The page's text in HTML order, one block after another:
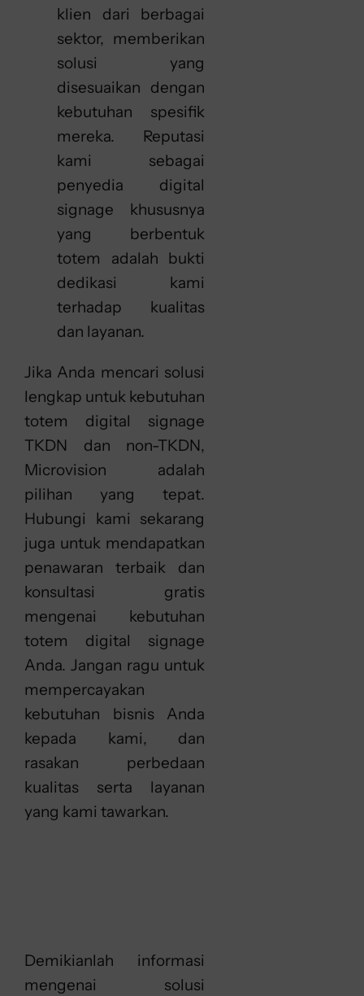
klien dari berbagai
sektor, memberikan
solusi yang
disesuaikan dengan
kebutuhan spesifik
mereka. Reputasi
kami sebagai
penyedia digital
signage khususnya
yang berbentuk
totem adalah bukti
dedikasi kami
terhadap kualitas
dan layanan.
Jika Anda mencari solusi
lengkap untuk kebutuhan
totem digital signage
TKDN dan non-TKDN,
Microvision adalah
pilihan yang tepat.
Hubungi kami sekarang
juga untuk mendapatkan
penawaran terbaik dan
konsultasi gratis
mengenai kebutuhan
totem digital signage
Anda. Jangan ragu untuk
mempercayakan
kebutuhan bisnis Anda
kepada kami, dan
rasakan perbedaan
kualitas serta layanan
yang kami tawarkan.
Demikianlah informasi
mengenai solusi